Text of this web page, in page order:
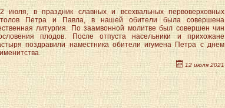
helper.php
июля, в праздник славных и всехвальных первоверховных
Петра и Павла, в нашей обители была совершена
литургия. По заамвонной молитве был совершен чин
плодов. После отпуста насельники и прихожане
поздравили наместника обители игумена Петра с днем
12 июля 2021